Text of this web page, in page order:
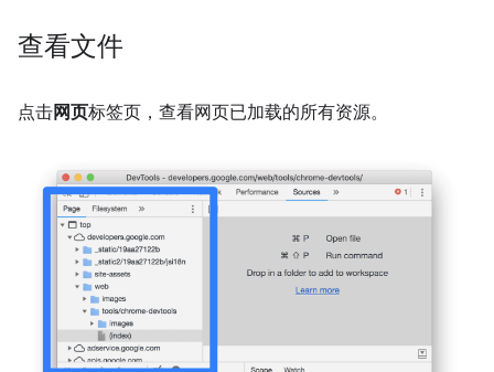
查看文件
点击网页标签页，查看网页已加载的所有资源。